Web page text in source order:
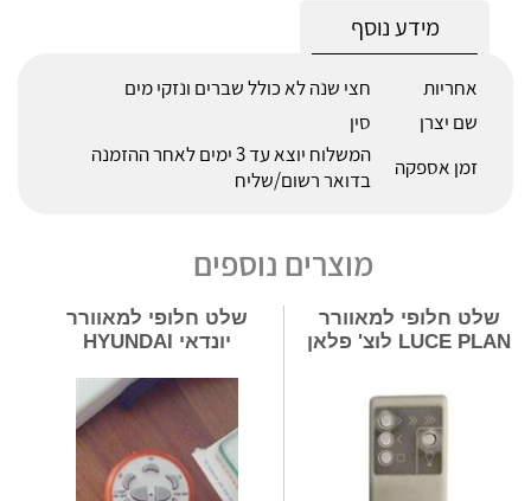
מידע נוסף
אחריות
חצי שנה לא כולל שברים ונזקי מים
שם יצרן
סין
זמן אספקה
המשלוח יוצא עד 3 ימים לאחר ההזמנה
בדואר רשום/שליח
מוצרים נוספים
שלט חלופי למאוורר
LUCE PLAN לוצ' פלאן
שלט חלופי למאוורר
יונדאי HYUNDAI